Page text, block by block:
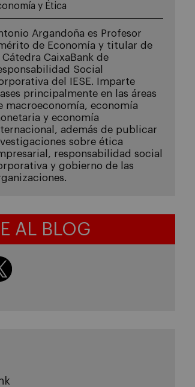
y Ética
Argandoña es Profesor
de Economía y titular de
Cátedra CaixaBank de
Social
del IESE. Imparte
principalmente en las áreas
macroeconomía, economía
y economía
además de publicar
sobre ética
responsabilidad social
y gobierno de las
AL BLOG